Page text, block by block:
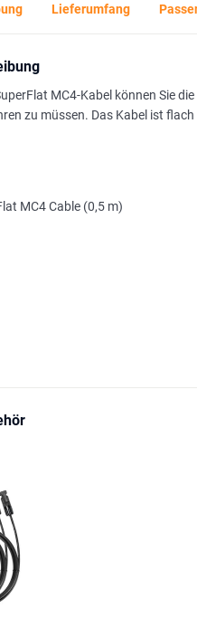
Lieferumfang
MC4-Kabel können Sie
zu müssen. Das Kabel ist
MC4 Cable (0,5 m)